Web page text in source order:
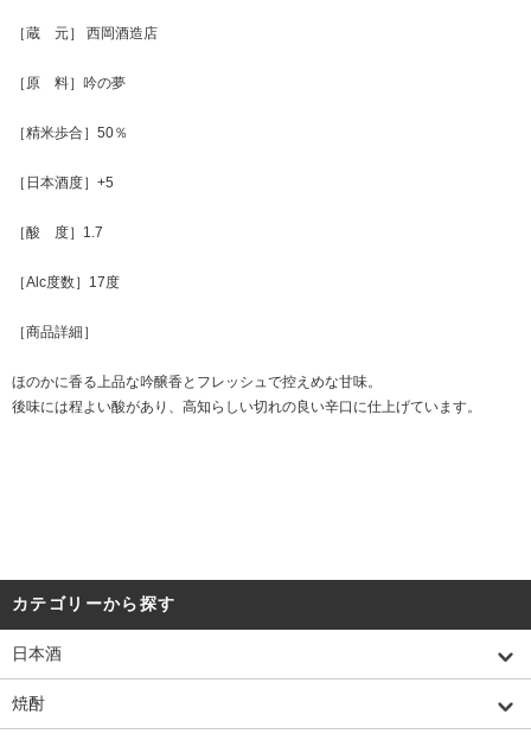
［蔵 元］ 西岡酒造店
［原 料］吟の夢
［精米歩合］50％
［日本酒度］+5
［酸 度］1.7
［Alc度数］17度
［商品詳細］
ほのかに香る上品な吟醸香とフレッシュで控えめな甘味。
後味には程よい酸があり、高知らしい切れの良い辛口に仕上げています。
カテゴリーから探す
日本酒
焼酎